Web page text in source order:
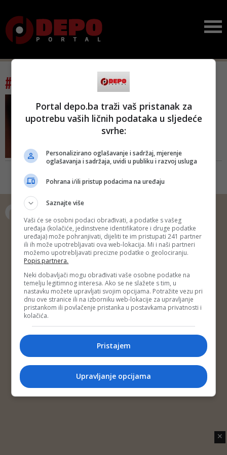
#tag: četništvo
IZJEDNAČAVANJE
ANTIFAŠIZMA I FAŠIZMA'
ideol...
Mi nikada ne smijemo dozvoliti
fašizma! Mrak i svjetlo nisu isto.
Oni koji to izjednače odlučili sa da
Bećirović
Copyright © 2014 Depo Portal
Impressum
Kontakt Marketing
Privatnost korisnika
O nama
✕
Portal depo.ba traži vaš pristanak za
upotrebu vaših ličnih podataka u sljedeće
svrhe:
Personalizirano oglašavanje i sadržaj, mjerenje
oglašavanja i sadržaja, uvidi u publiku i razvoj usluga
Pohrana i/ili pristup podacima na uređaju
Saznajte više
Vaši će se osobni podaci obrađivati, a podatke s vašeg
uređaja (kolačiće, jedinstvene identifikatore i druge podatke
uređaja) može pohranjivati, dijeliti te im pristupati 241 partner
ili ih može upotrebljavati ova web-lokacija. Mi i naši partneri
možemo upotrebljavati precizne podatke o geolociranju.
Popis partnera.
Neki dobavljači mogu obrađivati vaše osobne podatke na
temelju legitimnog interesa. Ako se ne slažete s tim, u
nastavku možete upravljati svojim opcijama. Potražite vezu pri
dnu ove stranice ili na izborniku web-lokacije za upravljanje
pristankom ili povlačenje pristanka u postavkama privatnosti i
kolačića.
Pristajem
Upravljanje opcijama